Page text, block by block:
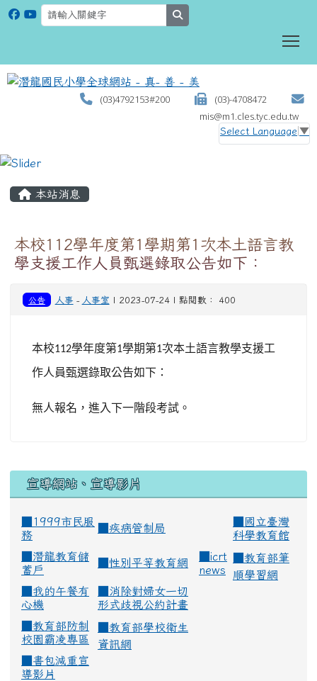
(03)4792153#200
(03)-4708472
mis@m1.cles.tyc.edu.tw
Select Language ▼
本站消息
本校112學年度第1學期第1次本土語言教
學支援工作人員甄選錄取公告如下：
公告 人事 - 人事室 | 2023-07-24 | 點閱數： 400
本校112學年度第1學期第1次本土語言教學支援工
作人員甄選錄取公告如下：
無人報名，進入下一階段考試。
宣導網站、宣導影片
■1999市民服
務
疾病管制局
國立臺灣
科學教育館
潛龍教育儲
蓄戶
性別平等教育網
icrt
news
教育部筆
順學習網
我的午餐有
心機
消除對婦女一切
形式歧視公約計畫
教育部防制
校園霸凌專區
教育部學校衛生
資訊網
書包減重宣
導影片